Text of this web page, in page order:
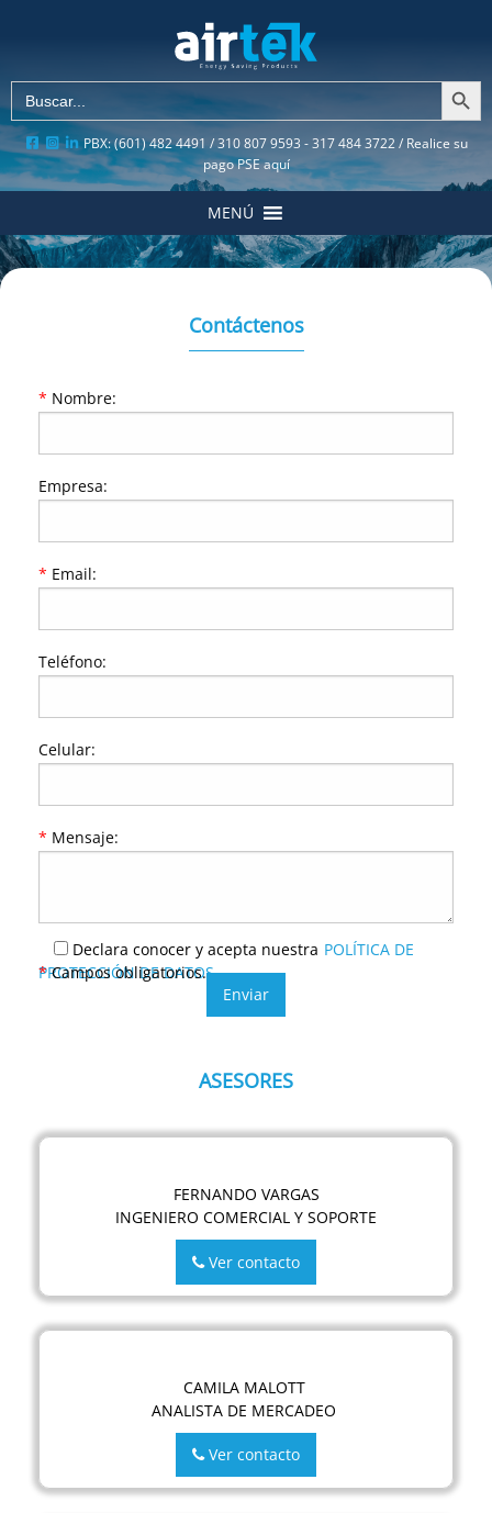
Buscar: Botón de
PBX: (601) 482 4491 / 310 807 9593 - 317 484 3722 / Realice su
pago PSE aquí
MENÚ
Contáctenos
* Nombre:
Empresa:
* Email:
Teléfono:
Celular:
* Mensaje:
Declara conocer y acepta nuestra POLÍTICA DE
PROTECCIÓN DE DATOS.
*Campos obligatorios.
ASESORES
FERNANDO VARGAS
INGENIERO COMERCIAL Y SOPORTE
Ver contacto
CAMILA MALOTT
ANALISTA DE MERCADEO
Ver contacto